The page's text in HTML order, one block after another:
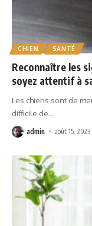
CHIEN SANTÉ
Reconnaître les
soyez attentif à
Les chiens sont de
difficile de…
admin août 15, 2023